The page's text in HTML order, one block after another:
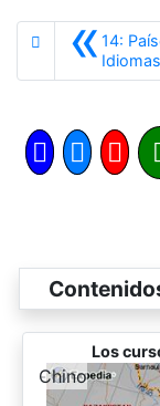
«14:
Idiomas
Los
-
Chino